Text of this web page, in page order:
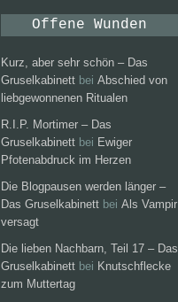
Offene Wunden
Kurz, aber sehr schön – Das
Gruselkabinett bei Abschied von
liebgewonnenen Ritualen
R.I.P. Mortimer – Das
Gruselkabinett bei Ewiger
Pfotenabdruck im Herzen
Die Blogpausen werden länger –
Das Gruselkabinett bei Als Vampir
versagt
Die lieben Nachbarn, Teil 17 – Das
Gruselkabinett bei Knutschflecke
zum Muttertag